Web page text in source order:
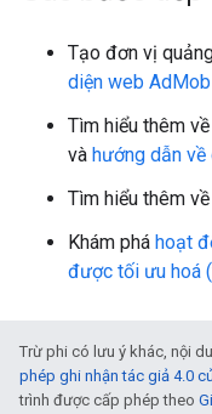
Tạo đơn vị
diện web AdMob
Tìm hiểu thêm về
và hướng dẫn về
Tìm hiểu thêm về
Khám phá hoạt
được tối ưu hoá
Trừ phi có lưu ý khác, nội
phép ghi nhận tác giả 4.0
trình được cấp phép theo